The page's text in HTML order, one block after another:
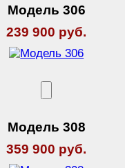
Модель 306
239 900 руб.
Модель 308
359 900 руб.